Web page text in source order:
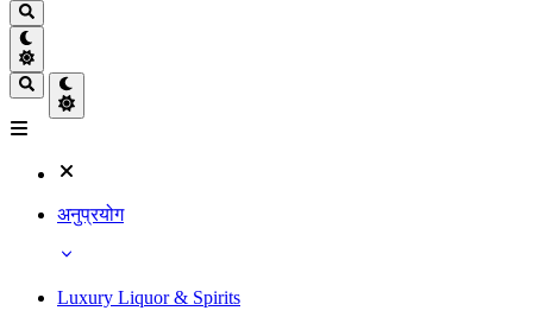
अनुप्रयोग
Luxury Liquor & Spirits